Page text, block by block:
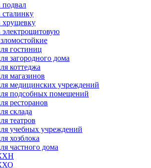
подвал
хрущевку
электрощитовую
гостиниц
загородного дома
коттеджа
магазинов
медицинских учреждений
подсобных помещений
ресторанов
склада
театров
учебных учреждений
хозблока
частного дома